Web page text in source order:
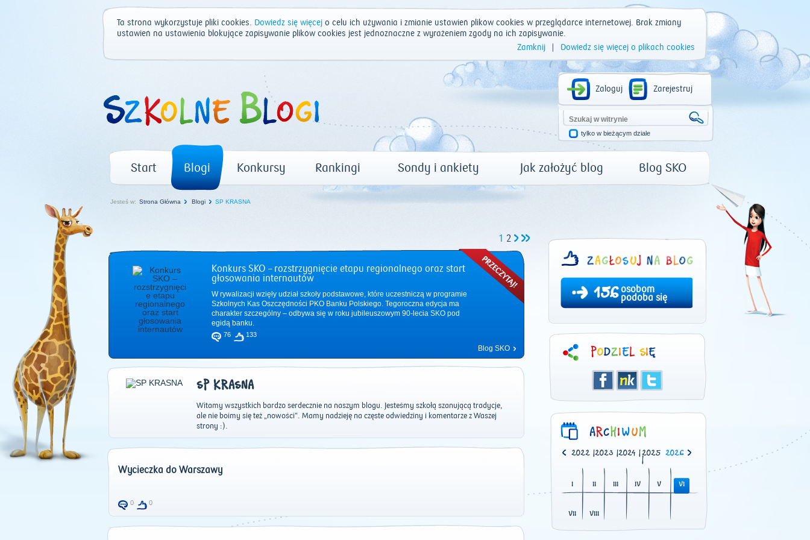
Ta strona wykorzystuje pliki cookies. Dowiedz się więcejo celu ich używania i zmianie ustawień plików cookies w przeglądarce internetowej. Brak zmiany
ustawień na ustawienia blokujące zapisywanie plików cookies jest jednoznaczne z wyrażeniem zgody na ich zapisywanie.
Zamknij
Dowiedz się więcej o plikach cookies
Zaloguj Zarejestruj
tylko w bieżącym dziale
Start Blogi Konkursy Rankingi Sondy i ankiety Jak założyć blog Blog SKO
Jesteś w: Strona Główna Blogi SP KRASNA
1 2
Konkurs SKO – rozstrzygnięcie etapu regionalnego oraz start
głosowania internautów
W rywalizacji wzięły udział szkoły podstawowe, które uczestniczą w programie
Szkolnych Kas Oszczędności PKO Banku Polskiego. Tegoroczna edycja ma
charakter szczególny – odbywa się w roku jubileuszowym 90-lecia SKO pod
egidą banku.
76 133
Blog SKO
SP KRASNA
Witamy wszystkich bardzo serdecznie na naszym blogu. Jesteśmy szkołą szanującą tradycje,
ale nie boimy się też „nowości”. Mamy nadzieję na częste odwiedziny i komentarze z Waszej
strony :).
Wycieczka do Warszawy
0 0
156osobom
podoba się
| 2020 2021| 2022|2023 |2024 |2025
|
2026
I II III IV V VI
VII VIII